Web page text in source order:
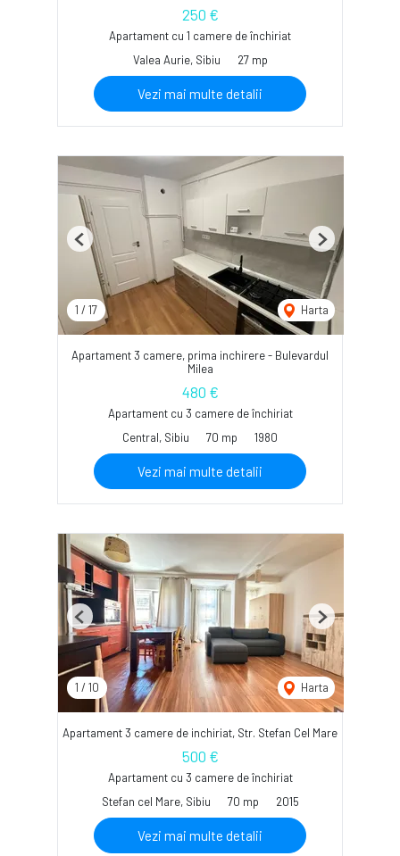
250 €
Apartament cu 1 camere de închiriat
Valea Aurie, Sibiu
27 mp
Vezi mai multe detalii
1 / 17 Harta
Previous Next
Apartament 3 camere, prima inchirere - Bulevardul
Milea
480 €
Apartament cu 3 camere de închiriat
Central, Sibiu
70 mp 1980
Vezi mai multe detalii
1 / 10 Harta
Previous Next
Apartament 3 camere de inchiriat, Str. Stefan Cel Mare
500 €
Apartament cu 3 camere de închiriat
Stefan cel Mare, Sibiu
70 mp 2015
Vezi mai multe detalii